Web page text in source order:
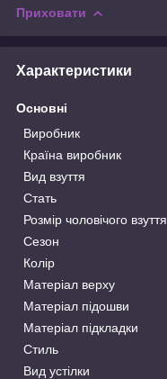
Приховати
Характеристики
Основні
Виробник
Країна виробник
Вид взуття
Стать
Розмір чоловічого взуття
Сезон
Колір
Матеріал верху
Матеріал підошви
Матеріал підкладки
Стиль
Вид устілки